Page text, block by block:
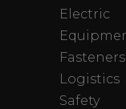
Electric
Fasteners
Logistics
Safety